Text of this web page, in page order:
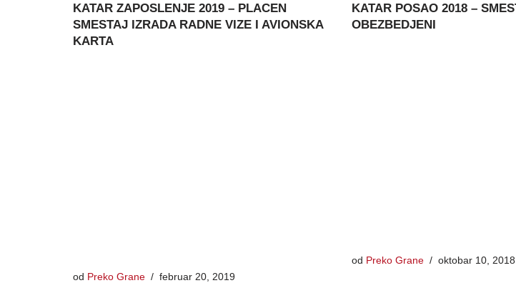
KATAR ZAPOSLENJE 2019 – PLACEN
SMESTAJ IZRADA RADNE VIZE I AVIONSKA
KARTA
od Preko Grane februar 20, 2019
KATAR POSAO 2018 –
OBEZBEDJENI
od Preko Grane oktobar 10, 2018